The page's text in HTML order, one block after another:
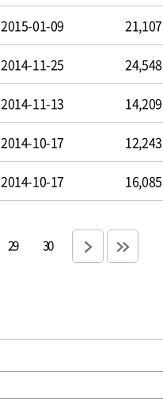
2015-01-09 21,107
2014-11-25 24,548
2014-11-13 14,209
2014-10-17 12,243
2014-10-17 16,085
29 30